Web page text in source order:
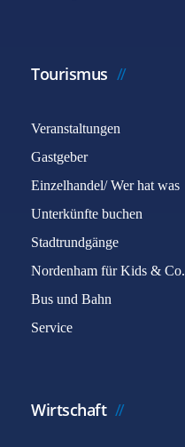
Tourismus
Veranstaltungen
Gastgeber
Einzelhandel/ Wer hat was
Unterkünfte buchen
Stadtrundgänge
Nordenham für Kids & Co.
Bus und Bahn
Service
Wirtschaft